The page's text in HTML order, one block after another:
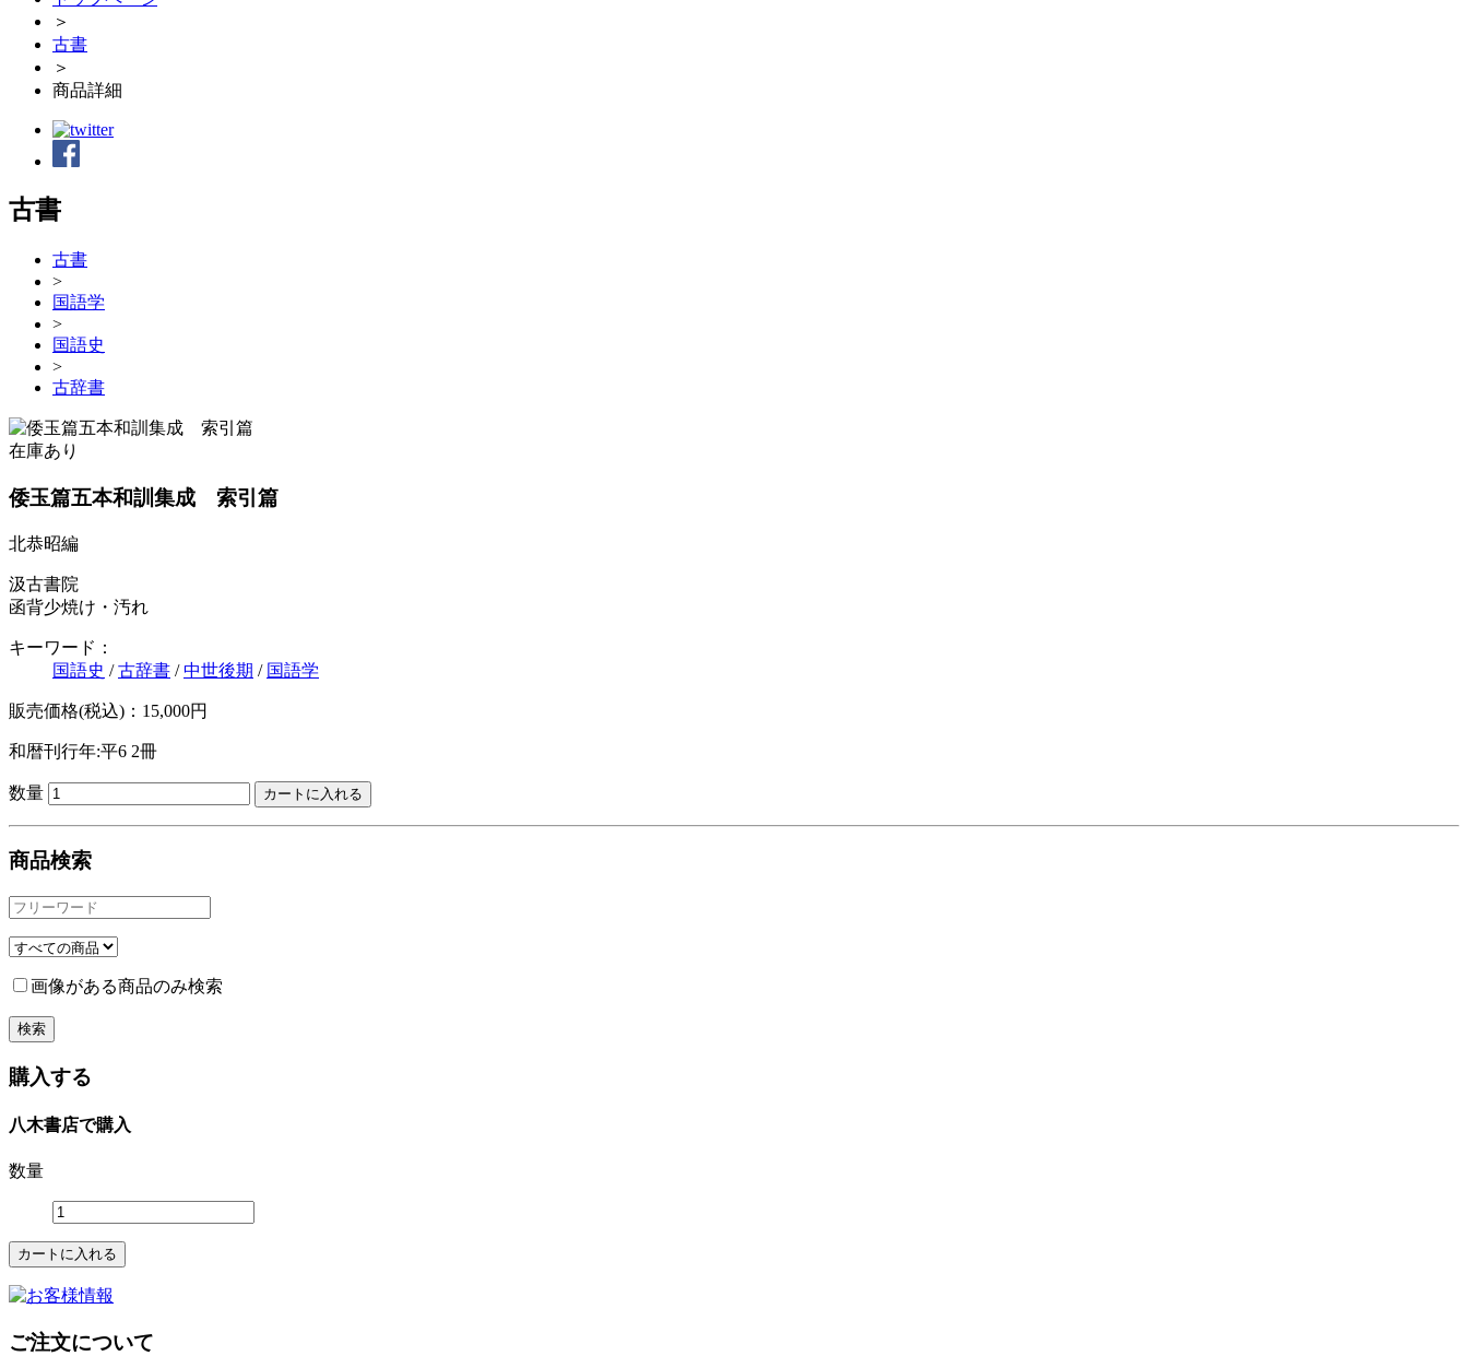
＞
古書
＞
商品詳細
古書
古書
>
国語学
>
国語史
>
古辞書
在庫あり
倭玉篇五本和訓集成 索引篇
北恭昭編
汲古書院
函背少焼け・汚れ
キーワード：
国語史 /古辞書 /中世後期 / 国語学
販売価格(税込)：15,000円
和暦刊行年:平6 2冊
数量
商品検索
画像がある商品のみ検索
購入する
八木書店で購入
数量
ご注文について